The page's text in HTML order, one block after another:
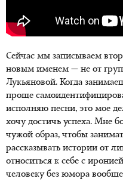
Сейчас мы записываем
новым именем — не от
Лукьяновой. Когда
проще
исполняю песни, это мое
хочу достичь успеха. Мне
чужой образ, чтобы
рассказывать истории от
относиться к себе с
человеку без юмора вообще